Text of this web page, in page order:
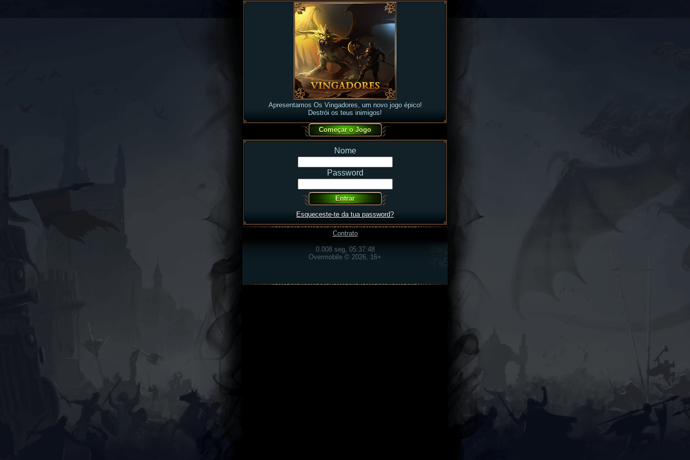
Apresentamos Os Vingadores, um novo jogo épico!
Destrói os teus inimigos!
Nome
Password
Esqueceste-te da tua password?
Contrato
0.008 seg, 05:37:48
Overmobile © 2026, 16+